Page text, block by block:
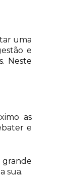
uma
e
Neste
as
e
sua.